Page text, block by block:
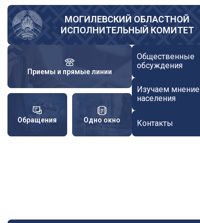
Перейти
основному
содержанию
МОГИЛЕВСКИЙ ОБЛАСТНОЙ
ИСПОЛНИТЕЛЬНЫЙ КОМИТЕТ
Приемы и прямые линии
Обращения Одно окно
Общественные
обсуждения
Изучаем мнение
населения
Контакты